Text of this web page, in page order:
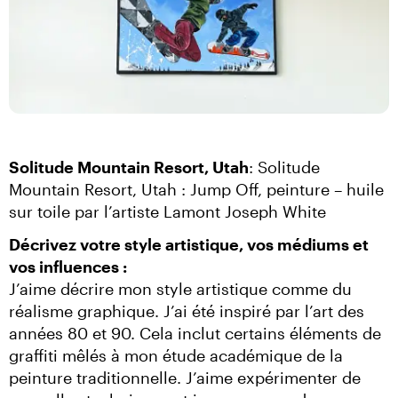
Solitude Mountain Resort, Utah: Solitude
Mountain Resort, Utah : Jump Off, peinture – huile
sur toile par l’artiste Lamont Joseph White
Décrivez votre style artistique, vos médiums et
vos influences :
J’aime décrire mon style artistique comme du
réalisme graphique. J’ai été inspiré par l’art des
années 80 et 90. Cela inclut certains éléments de
graffiti mêlés à mon étude académique de la
peinture traditionnelle. J’aime expérimenter de